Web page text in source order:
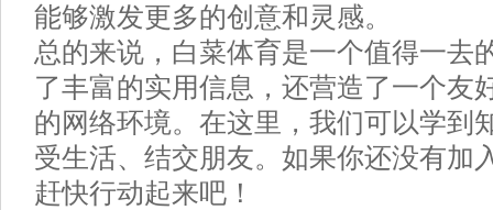
能够激发更多的创意和灵感。
总的来说，白菜体育是一个值得一去
了丰富的实用信息，还营造了一个友
的网络环境。在这里，我们可以学到
受生活、结交朋友。如果你还没有加
赶快行动起来吧！